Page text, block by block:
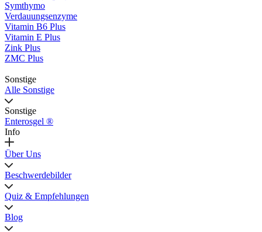
Symthymo
Verdauungsenzyme
Vitamin B6 Plus
Vitamin E Plus
Zink Plus
ZMC Plus
Sonstige
Alle Sonstige
Sonstige
Enterosgel ®
Info
Über Uns
Beschwerdebilder
Quiz & Empfehlungen
Blog